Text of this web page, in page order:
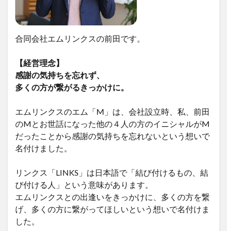
合同会社エムリンクスの前田です。
【経営理念】
感謝の気持ちを忘れず、
多くの方が繋がるきっかけに。
エムリンクスのエム「M」は、会社設立時、私、前田
のMとお世話になった他の４人の方のイニシャルがM
だったことから感謝の気持ちを忘れないという想いで
名付けました。
リンクス「LINKS」は日本語で「結び付けるもの、結
び付ける人」という意味があります。
エムリンクスとの出逢いをきっかけに、多くの方を繋
げ、多くの方に繋がってほしいという想いで名付けま
した。